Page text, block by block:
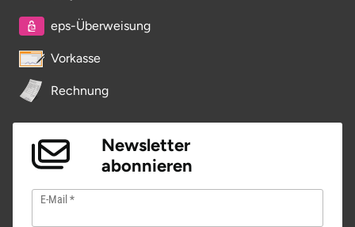
eps-Überweisung
Vorkasse
Rechnung
Newsletter
abonnieren
E-Mail
Schwerin
Speyer
Stade